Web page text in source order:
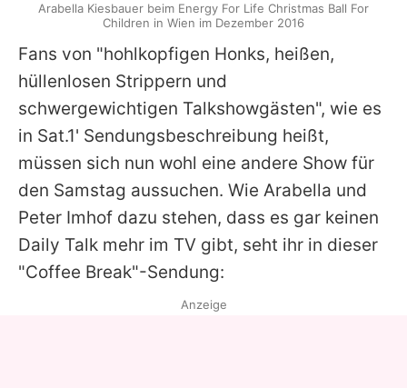
Fans von "hohlkopfigen Honks, heißen,
hüllenlosen Strippern und
schwergewichtigen Talkshowgästen", wie es
in Sat.1' Sendungsbeschreibung heißt,
müssen sich nun wohl eine andere Show für
den Samstag aussuchen. Wie Arabella und
Peter Imhof dazu stehen, dass es gar keinen
Daily Talk mehr im TV gibt, seht ihr in dieser
"Coffee Break"-Sendung:
Arabella Kiesbauer beim Energy For Life Christmas Ball For
Children in Wien im Dezember 2016
Anzeige